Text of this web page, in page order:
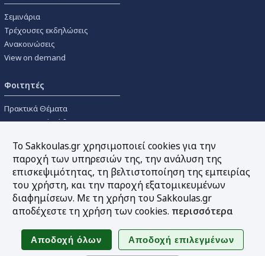
Σεμινάρια
Τρέχουσες εκδηλώσεις
Ανακοινώσεις
View on demand
Φοιτητές
Πρακτικά Θέματα
Οικονομικοί Κώδικες
Συγγραμμάτων
Εργαλεία
Online υπολογισμός τόκων
Υπηρεσία Ηλεκτρονικής
Sitemap
Το Sakkoulas.gr χρησιμοποιεί cookies για την
παροχή των υπηρεσιών της, την ανάλυση της
επισκεψιμότητας, τη βελτιστοποίηση της εμπειρίας
του χρήστη, και την παροχή εξατομικευμένων
διαφημίσεων. Με τη χρήση του Sakkoulas.gr
αποδέχεστε τη χρήση των cookies. περισσότερα